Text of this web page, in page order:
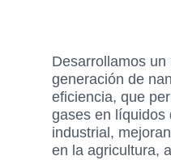
Desarrollamos
generación de
eficiencia, que
gases en líquidos
industrial,
en la agricultura,